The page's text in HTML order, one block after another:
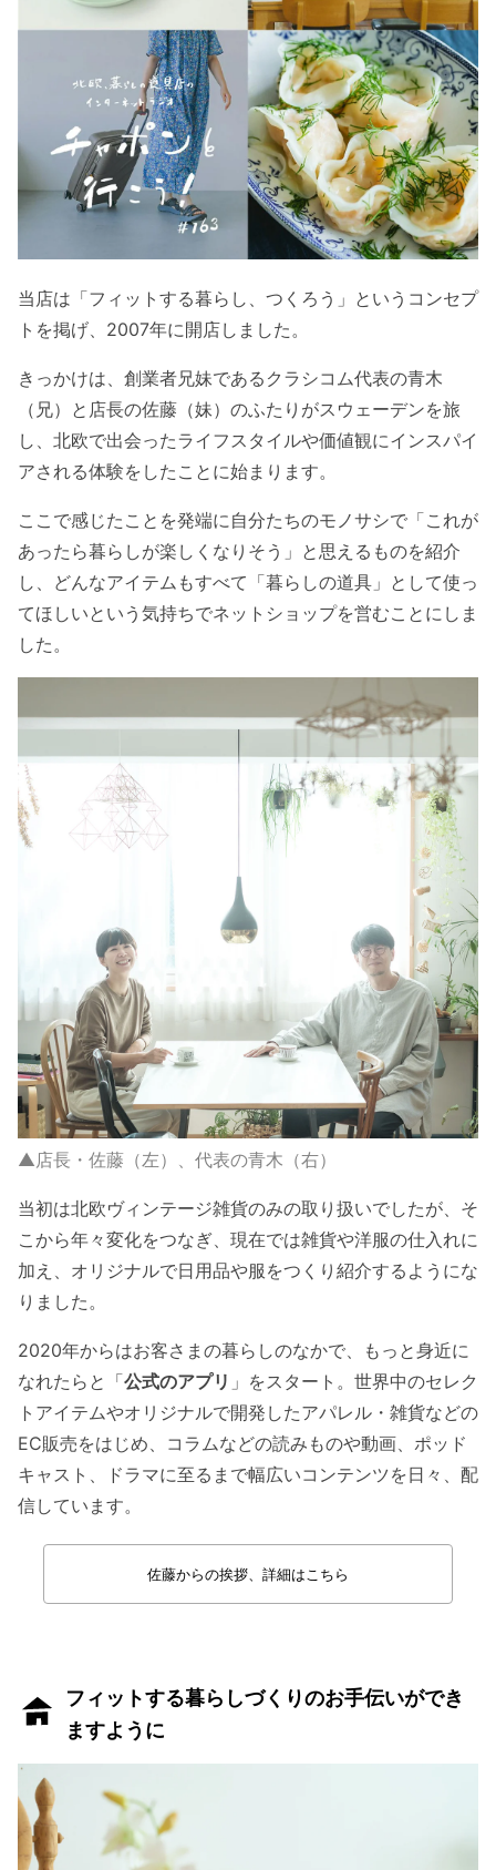
当店は「フィットする暮らし、つくろう」というコンセプ
トを掲げ、2007年に開店しました。
きっかけは、創業者兄妹であるクラシコム代表の青木
（兄）と店長の佐藤（妹）のふたりがスウェーデンを旅
し、北欧で出会ったライフスタイルや価値観にインスパイ
アされる体験をしたことに始まります。
ここで感じたことを発端に自分たちのモノサシで「これが
あったら暮らしが楽しくなりそう」と思えるものを紹介
し、どんなアイテムもすべて「暮らしの道具」として使っ
てほしいという気持ちでネットショップを営むことにしま
した。
▲店長・佐藤（左）、代表の青木（右）
当初は北欧ヴィンテージ雑貨のみの取り扱いでしたが、そ
こから年々変化をつなぎ、現在では雑貨や洋服の仕入れに
加え、オリジナルで日用品や服をつくり紹介するようにな
りました。
2020年からはお客さまの暮らしのなかで、もっと身近に
なれたらと「公式のアプリ 」をスタート。世界中のセレク
トアイテムやオリジナルで開発したアパレル・雑貨などの
EC販売をはじめ、コラムなどの読みものや動画、ポッド
キャスト、ドラマに至るまで幅広いコンテンツを日々、配
信しています。
佐藤からの挨拶、詳細はこちら
フィットする暮らしづくりのお手伝いができ
ますように